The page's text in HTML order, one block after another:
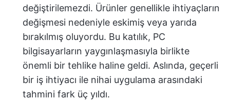
değiştirilemezdi. Ürünler genellikle ihtiyaçların
değişmesi nedeniyle eskimiş veya yarıda
bırakılmış oluyordu. Bu katılık, PC
bilgisayarların yaygınlaşmasıyla birlikte
önemli bir tehlike haline geldi. Aslında, geçerli
bir iş ihtiyacı ile nihai uygulama arasındaki
tahmini fark üç yıldı.